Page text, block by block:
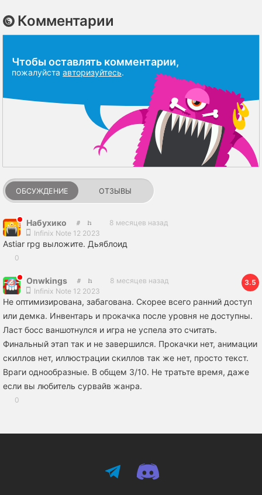
Комментарии
Чтобы оставлять комментарии,
пожалуйста авторизуйтесь.
ОБСУЖДЕНИЕ ОТЗЫВЫ
Набухико
8 месяцев назад
Infinix Note 12 2023
Astiar rpg выложите. Дьяблоид
0
Onwkings
8 месяцев назад
Infinix Note 12 2023
3.5
Не оптимизирована, забагована. Скорее всего ранний доступ
или демка. Инвентарь и прокачка после уровня не доступны.
Ласт босс ваншотнулся и игра не успела это считать.
Финальный этап так и не завершился. Прокачки нет, анимации
скиллов нет, иллюстрации скиллов так же нет, просто текст.
Враги однообразные. В общем 3/10. Не тратьте время, даже
если вы любитель сурвайв жанра.
0